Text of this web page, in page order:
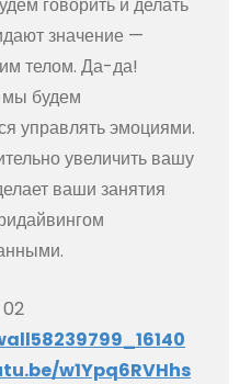
значение —
телом. Да-да!
будем
управлять эмоциями.
увеличить вашу
ваши занятия
02
w1Ypq6RVHhs